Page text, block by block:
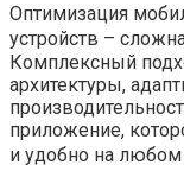
Оптимизация
устройств –
Комплексный
архитектуры,
приложение,
и удобно на любом